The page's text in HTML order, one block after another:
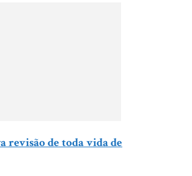
revisão de toda vida de